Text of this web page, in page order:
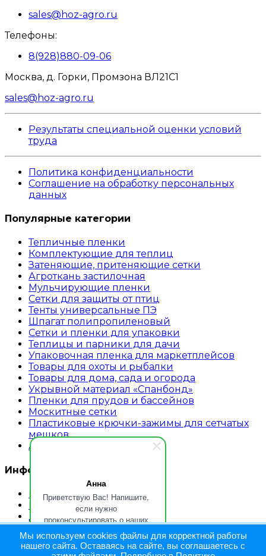
Анна
Приветствую Вас! Напишите,
если нужно
проконсультировать о наших
продуктах и услугах.
sales@hoz-agro.ru
Телефоны:
8(928)880-09-06
Москва, д. Горки, Промзона ВЛ21С1
sales@hoz-agro.ru
Результаты специальной оценки условий
труда
Политика конфиденциальности
Соглашение на обработку персональных
данных
Популярные категории
Тепличные пленки
Комплектующие для теплиц
Затеняющие, притеняющие сетки
Агроткань застилочная
Мульчирующие пленки
Сетки для защиты от птиц
Тенты универсальные ПЭ
Шпагат полипропиленовый
Сетки и пленки для упаковки
Теплицы и парники для дачи
Упаковочная пленка для маркетплейсов
Товары для охоты и рыбалки
Товары для дома, сада и огорода
Укрывной материал «Спанбонд»
Пленки для прудов и бассейнов
Москитные сетки
Пластиковые крючки-зажимы для сетчатых
мешков
Аварийное ограждение
Информация
Главная страница
Каталог
Доставка
Обратная связь
Контакты
Блог
Мы используем cookies файлы для корректной работы
нашего сайта. Оставаясь на сайте, вы соглашаетесь с